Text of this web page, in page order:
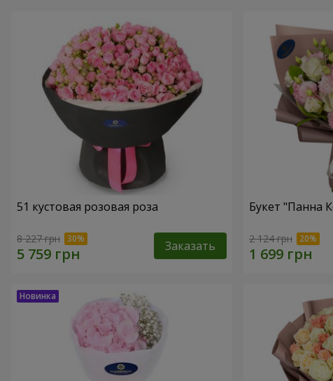
51 кустовая розовая роза
8 227 грн Заказать
Букет "Панна
2 124 грн